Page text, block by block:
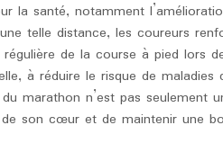
la santé, notamment
telle distance, les coureurs
de la course à pied lors
à réduire le risque de maladies
marathon n’est pas seulement
son cœur et de maintenir une